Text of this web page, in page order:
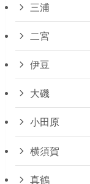
三浦
二宮
伊豆
大磯
小田原
横須賀
真鶴